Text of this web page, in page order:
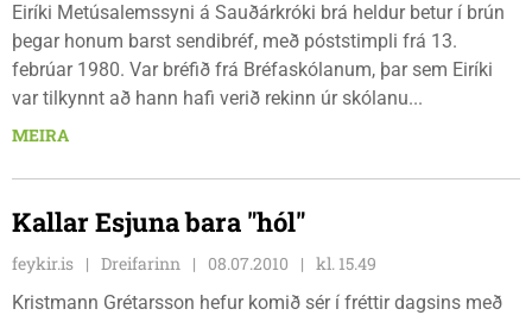
Eiríki Metúsalemssyni á Sauðárkróki brá heldur betur í brún
þegar honum barst sendibréf, með póststimpli frá 13.
febrúar 1980. Var bréfið frá Bréfaskólanum, þar sem Eiríki
var tilkynnt að hann hafi verið rekinn úr skólanu...
MEIRA
Kallar Esjuna bara "hól"
feykir.is Dreifarinn 08.07.2010
kl. 15.49
Kristmann Grétarsson hefur komið sér í fréttir dagsins með